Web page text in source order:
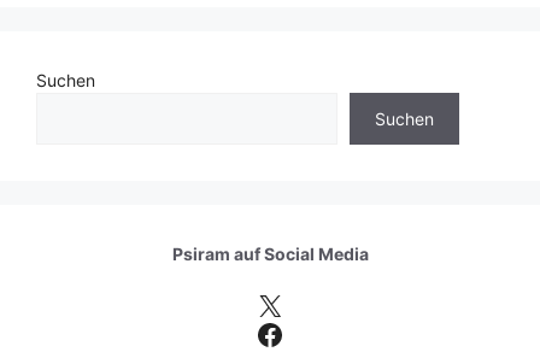
Suchen
Suchen
Psiram aufSocial Media
X
Facebook